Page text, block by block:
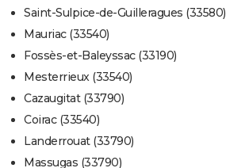
Saint-Sulpice-de-Guilleragues (33580)
Mauriac (33540)
Fossès-et-Baleyssac (33190)
Mesterrieux (33540)
Cazaugitat (33790)
Coirac (33540)
Landerrouat (33790)
Massugas (33790)